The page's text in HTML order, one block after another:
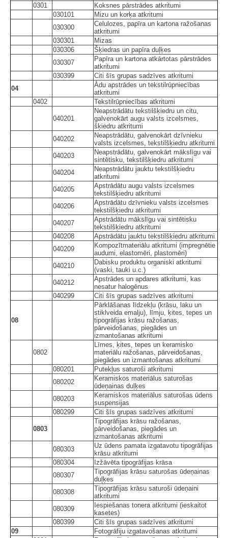
0301
Koksnes pārstrādes atkritumi
030101
Mizu un korķa atkritumi
030300
Celulozes, papīra un kartona ražošanas
atkritumi
030301
Mizas
030306
Šķiedras un papīra duļķes
030307
Papīra un kartona atkārtotas pārstrādes
atkritumi
030399
Citi šīs grupas sadzīves atkritumi
04
Ādu apstrādes un tekstilrūpniecības
atkritumi
0402
Tekstilrūpniecības atkritumi
040201
Neapstrādātu tekstilšķiedru un citu,
galvenokārt augu valsts izcelsmes,
šķiedru atkritumi
040202
Neapstrādātu, galvenokārt dzīvnieku
valsts izcelsmes, tekstilšķiedru atkritumi
040203
Neapstrādātu, galvenokārt mākslīgu vai
sintētisku, tekstilšķiedru atkritumi
040204
Neapstrādātu jauktu tekstilšķiedru
atkritumi
040205
Apstrādātu augu valsts izcelsmes
tekstilšķiedru atkritumi
040206
Apstrādātu dzīvnieku valsts izcelsmes
tekstilšķiedru atkritumi
040207
Apstrādātu mākslīgu vai sintētisku
tekstilšķiedru atkritumi
040208
Apstrādātu jauktu tekstilšķiedru atkritumi
040209
Kompozītmateriālu atkritumi (impregnētie
audumi, elastomēri, plastomēri)
040210
Dabisku produktu organiski atkritumi
(vaski, tauki u.c.)
040212
Apstrādes un apdares atkritumi, kas
nesatur halogēnus
040299
Citi šīs grupas sadzīves atkritumi
08
Pārklāšanas līdzekļu (krāsu, laku un
stiklveida emalju), līmju, ķites, tepes un
tipogrāfijas krāsu ražošanas,
pārveidošanas, piegādes un
izmantošanas atkritumi
0802
Līmes, ķites, tepes un keramisko
materiālu ražošanas, pārveidošanas,
piegādes un izmantošanas atkritumi
080201
Putekļus saturoši atkritumi
080202
Keramiskos materiālus saturošas
ūdeņainas duļķes
080203
Keramiskos materiālus saturošas ūdens
suspensijas
080299
Citi šīs grupas sadzīves atkritumi
0803
Tipogrāfijas krāsu ražošanas,
pārveidošanas, piegādes un
izmantošanas atkritumi
080303
Uz ūdens pamata izgatavotu tipogrāfijas
krāsu atkritumi
080304
Izžāvēta tipogrāfijas krāsa
080307
Tipogrāfijas krāsu saturošas ūdeņainas
duļķes
080308
Tipogrāfijas krāsu saturoši ūdeņaini
atkritumi
080309
Iespiešanas tonera atkritumi (ieskaitot
kasetes)
080399
Citi šīs grupas sadzīves atkritumi
09
Fotogrāfiju izgatavošanas atkritumi